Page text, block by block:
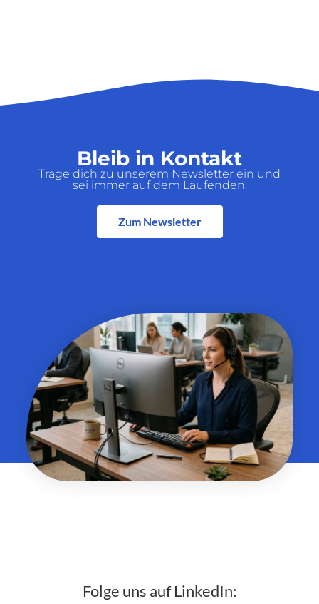
Bleib in Kontakt
Trage dich zu unserem Newsletter ein und
sei immer auf dem Laufenden.
Zum Newsletter
Folge uns auf LinkedIn: